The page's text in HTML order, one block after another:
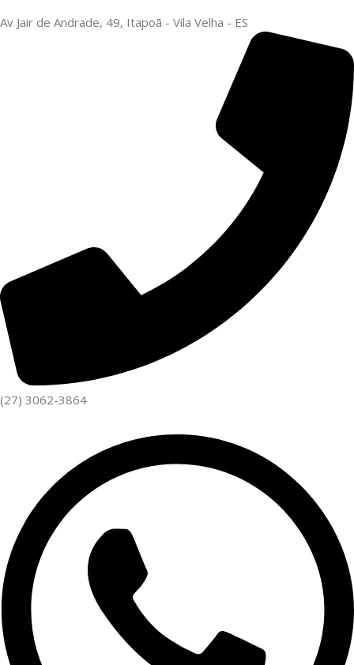
Av Jair de Andrade, 49, Itapoã - Vila Velha - ES
(27) 3062-3864